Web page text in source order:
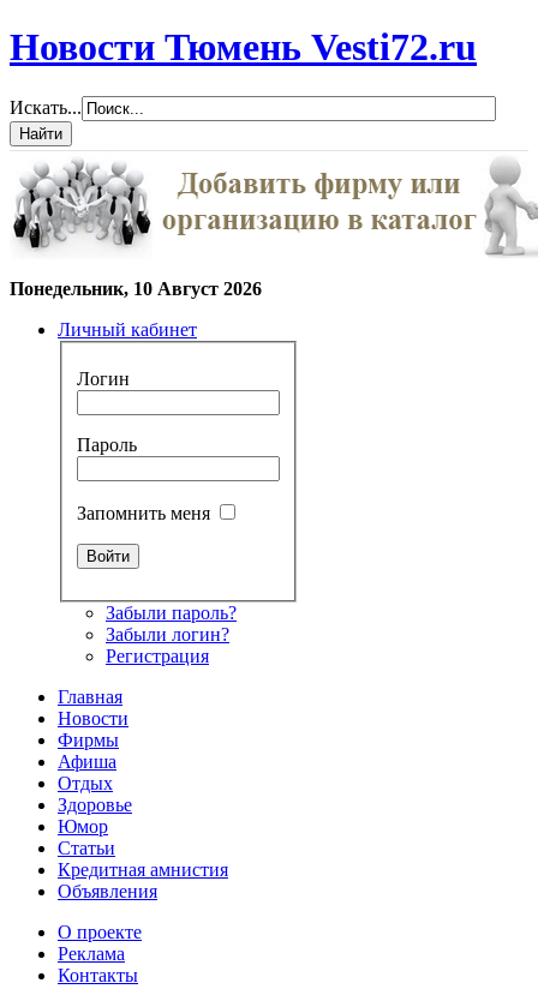
Новости Тюмень Vesti72.ru
Искать...
Понедельник, 10 Август 2026
Личный кабинет
Логин
Пароль
Запомнить меня
Забыли пароль?
Забыли логин?
Регистрация
Главная
Новости
Фирмы
Афиша
Отдых
Здоровье
Юмор
Статьи
Кредитная амнистия
Объявления
О проекте
Реклама
Контакты